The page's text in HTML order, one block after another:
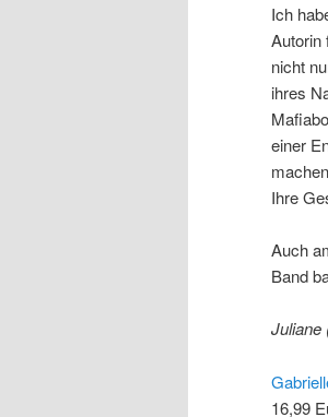
Ich
Autorin
nicht
ihres
einer
Ihre
Auch
Band
Juliane
16,99